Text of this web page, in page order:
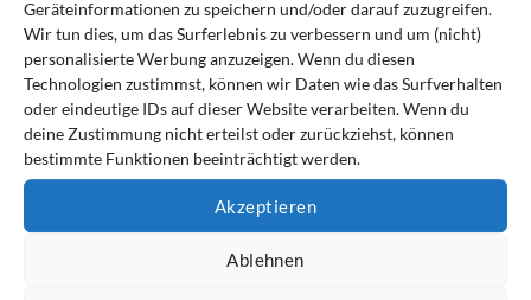
Geräteinformationen zu speichern und/oder darauf zuzugreifen.
Wir tun dies, um das Surferlebnis zu verbessern und um (nicht)
personalisierte Werbung anzuzeigen. Wenn du diesen
Technologien zustimmst, können wir Daten wie das Surfverhalten
oder eindeutige IDs auf dieser Website verarbeiten. Wenn du
deine Zustimmung nicht erteilst oder zurückziehst, können
bestimmte Funktionen beeinträchtigt werden.
Akzeptieren
Ablehnen
Geschäftsführer zu ermöglichen, sich ganz auf den
operativen Erfolg ihres Unternehmens zu fokussieren. Auf
Wunsch sichert die Grafenberg AG nicht nur persönliche
Risiken von Geschäftsführern ab, sondern entwickelt auch
umfassende Lösungen zur Altersvorsorge, die tragfähig,
renditestark und nicht selten auch steuermindernd sind.
Nur wenn die Absicherung von Risiken, attraktive Angebote
für Mitarbeiter und die sorgenfreie Zukunft von